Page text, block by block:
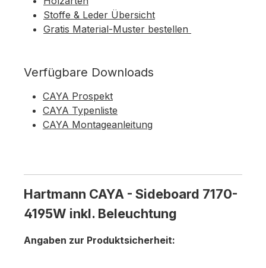
Stoffe & Leder Übersicht
Gratis Material-Muster bestellen
Verfügbare Downloads
CAYA Prospekt
CAYA Typenliste
CAYA Montageanleitung
Hartmann CAYA - Sideboard 7170-
4195W inkl. Beleuchtung
Angaben zur Produktsicherheit: